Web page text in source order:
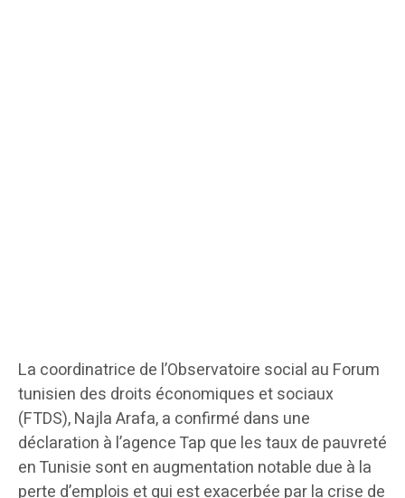
La coordinatrice de l’Observatoire social au Forum
tunisien des droits économiques et sociaux
(FTDS), Najla Arafa, a confirmé dans une
déclaration à l’agence Tap que les taux de pauvreté
en Tunisie sont en augmentation notable due à la
perte d’emplois et qui est exacerbée par la crise de